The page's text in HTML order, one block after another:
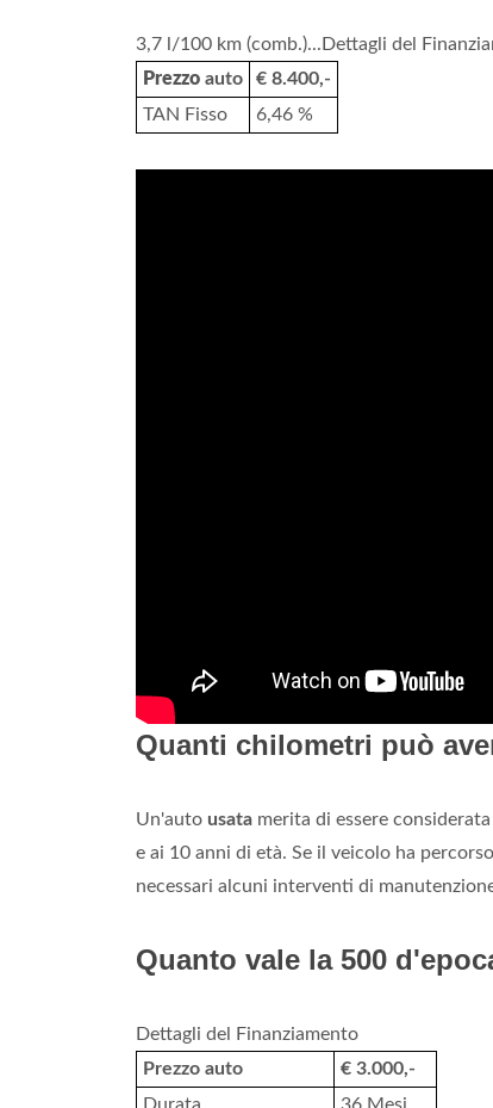
3,7 l/100 km (comb.)...Dettagli del
Prezzo auto
€ 8.400,-
TAN Fisso
6,46 %
Quanti chilometri può
Un'auto usata merita di essere
e ai 10 anni di età. Se il veicolo ha percorso
necessari alcuni interventi di
Quanto vale la 500
Dettagli del Finanziamento
Prezzo auto
€ 3.000,-